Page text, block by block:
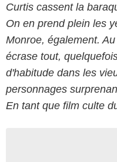
Curtis cassent la
On en prend plein les
Monroe, également.
écrase tout,
d'habitude dans les
personnages
En tant que film culte